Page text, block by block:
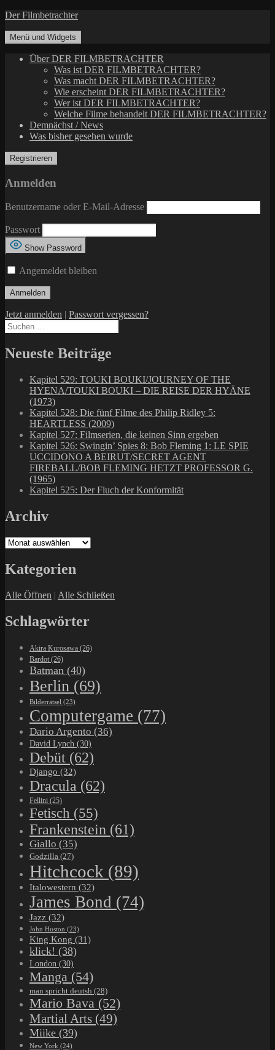
Zum
springen
Der Filmbetrachter
Menü und Widgets
Über DER FILMBETRACHTER
Was ist DER FILMBETRACHTER?
Was macht DER FILMBETRACHTER?
Wie erscheint DER FILMBETRACHTER?
Wer ist DER FILMBETRACHTER?
Welche Filme behandelt DER FILMBETRACHTER?
Demnächst / News
Was bisher gesehen wurde
Anmelden
Benutzername oder E-Mail-Adresse
Passwort
Show Password
Angemeldet bleiben
Jetzt anmelden | Passwort vergessen?
Suchen
nach:
Neueste Beiträge
Kapitel 529: TOUKI BOUKI/JOURNEY OF THE
HYENA/TOUKI BOUKI – DIE REISE DER HYÄNE
(1973)
Kapitel 528: Die fünf Filme des Philip Ridley 5:
HEARTLESS (2009)
Kapitel 527: Filmserien, die keinen Sinn ergeben
Kapitel 526: Swingin’ Spies 8: Bob Fleming 1: LE SPIE
UCCIDONO A BEIRUT/SECRET AGENT
FIREBALL/BOB FLEMING HETZT PROFESSOR G.
(1965)
Kapitel 525: Der Fluch der Konformität
Archiv
Archiv
Kategorien
Alle Öffnen | Alle Schließen
Schlagwörter
Akira Kurosawa (26)
Bardot (26)
Batman (40)
Berlin (69)
Bilderrätsel (23)
Computergame (77)
Dario Argento (36)
David Lynch (30)
Debüt (62)
Django (32)
Dracula (62)
Fellini (25)
Fetisch (55)
Frankenstein (61)
Giallo (35)
Godzilla (27)
Hitchcock (89)
Italowestern (32)
James Bond (74)
Jazz (32)
John Huston (23)
King Kong (31)
klick! (38)
London (30)
Manga (54)
man spricht deutsh (28)
Mario Bava (52)
Martial Arts (49)
Miike (39)
New York (24)